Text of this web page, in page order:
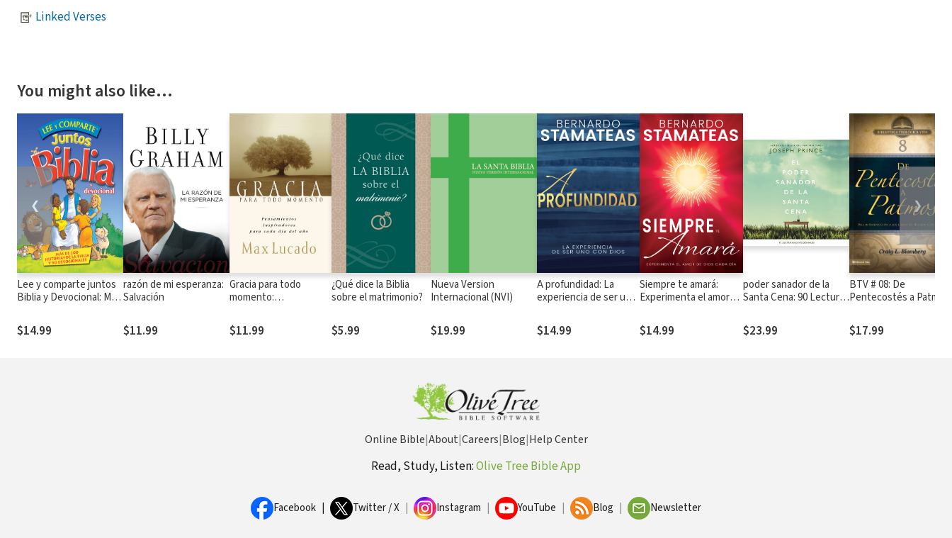
Linked Verses
You might also like…
Lee y comparte juntos
Biblia y Devocional: Más
y 50 devocionales
$14.99
razón de mi esperanza:
Salvación
$11.99
Gracia para todo
momento:
inspiradores para cada
día del año
$11.99
¿Qué dice la Biblia
sobre el matrimonio?
$5.99
Nueva Version
Internacional (NVI)
$19.99
A profundidad: La
experiencia de ser uno
$14.99
Siempre te amará:
Experimenta el amor
$14.99
poder sanador de la
Santa Cena: 90 Lecturas
$23.99
BTV # 08: De
Pentecostés a Patmos:
libros de Hechos a
Apocalipsis
$17.99
❮ ❯
Online Bible|About|Careers|Blog|Help Center
Read, Study, Listen:Olive Tree Bible App
Facebook Twitter / X Instagram YouTube Blog Newsletter